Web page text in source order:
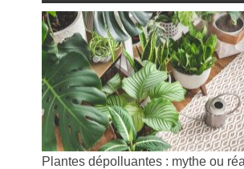
Plantes dépolluantes : mythe ou